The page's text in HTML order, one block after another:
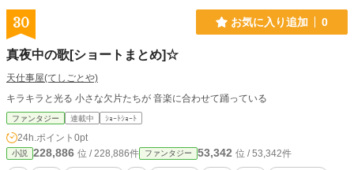
30 お気に入り追加 0
真夜中の歌[ショートまとめ]☆
天仕事屋(てしごとや)
キラキラと光る 小さな欠片たちが 音楽に合わせて踊っている
ファンタジー 連載中 ｼｮｰﾄｼｮｰﾄ
24h.ポイント 0pt
小説 228,886 位 / 228,886件 ファンタジー 53,342 位 / 53,342件